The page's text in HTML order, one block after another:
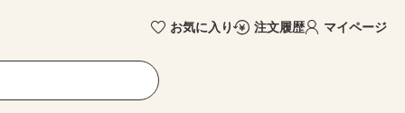
お気に入り 注文履歴 マイページ